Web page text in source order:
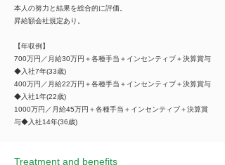
本人の努力と結果を総合的に評価。
昇給額会社規定あり。
【年収例】
700万円／月給30万円＋各種手当＋インセンティブ＋決算賞与
◆入社7年(33歳)
400万円／月給22万円＋各種手当＋インセンティブ＋決算賞与
◆入社1年(22歳)
1000万円／月給45万円＋各種手当＋インセンティブ＋決算賞
与◆入社14年(36歳)
Treatment and benefits